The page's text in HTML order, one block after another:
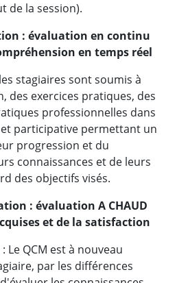
de la session).
: évaluation en continu
en temps réel
stagiaires sont soumis à
des exercices pratiques, des
professionnelles dans
participative permettant un
progression et du
connaissances et de leurs
des objectifs visés.
: évaluation A CHAUD
et de la satisfaction
Le QCM est à nouveau
par les différences
de vrais
:
plus efficace dans la
et la tenue des